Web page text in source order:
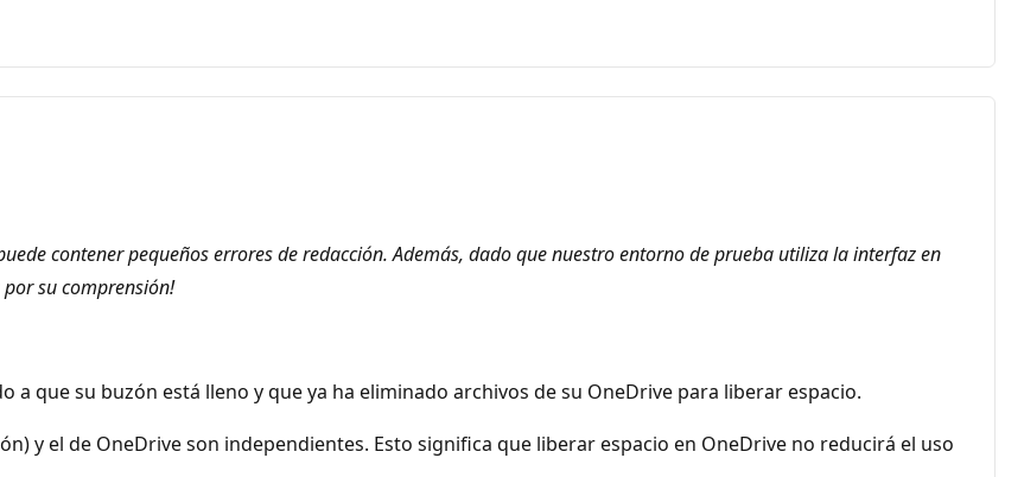
contener pequeños errores de redacción. Además, dado que nuestro entorno de prueba utiliza la interfaz en
su comprensión!
que su buzón está lleno y que ya ha eliminado archivos de su OneDrive para liberar espacio.
y el de OneDrive son independientes. Esto significa que liberar espacio en OneDrive no reducirá el uso